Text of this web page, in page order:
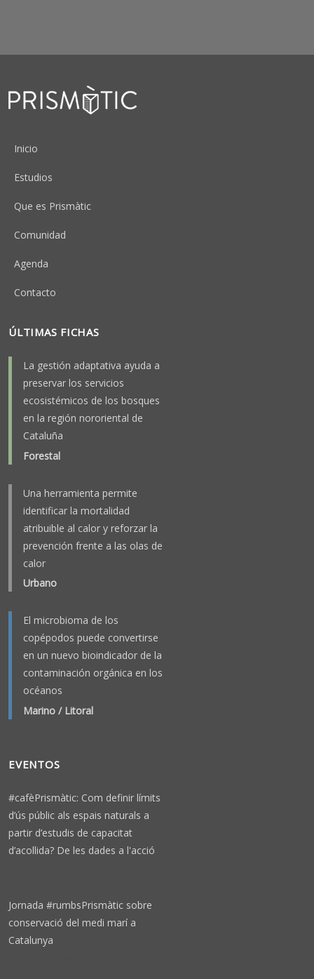
Peu
Inicio
Estudios
Que es Prismàtic
Comunidad
Agenda
Contacto
ÚLTIMAS FICHAS
La gestión adaptativa ayuda a
preservar los servicios
ecosistémicos de los bosques
en la región nororiental de
Cataluña
Forestal
Una herramienta permite
identificar la mortalidad
atribuible al calor y reforzar la
prevención frente a las olas de
calor
Urbano
El microbioma de los
copépodos puede convertirse
en un nuevo bioindicador de la
contaminación orgánica en los
océanos
Marino / Litoral
EVENTOS
#cafèPrismàtic: Com definir límits
d’ús públic als espais naturals a
partir d’estudis de capacitat
d’acollida? De les dades a l'acció
Jornada #rumbsPrismàtic sobre
conservació del medi marí a
Catalunya